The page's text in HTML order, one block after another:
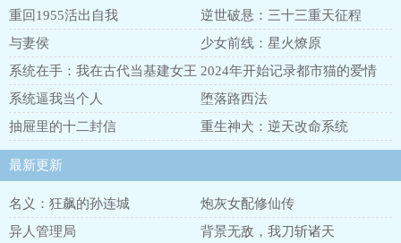
重回1955活出自我
逆世破悬：三十三重天征程
与妻侯
少女前线：星火燎原
系统在手：我在古代当基建女王 2024年开始记录都市猫的爱情
系统逼我当个人
堕落路西法
抽屉里的十二封信
重生神犬：逆天改命系统
最新更新
名义：狂飙的孙连城
炮灰女配修仙传
异人管理局
背景无敌，我刀斩诸天